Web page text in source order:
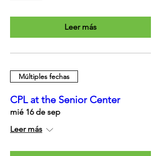
Leer más
Múltiples fechas
CPL at the Senior Center
mié 16 de sep
Leer más